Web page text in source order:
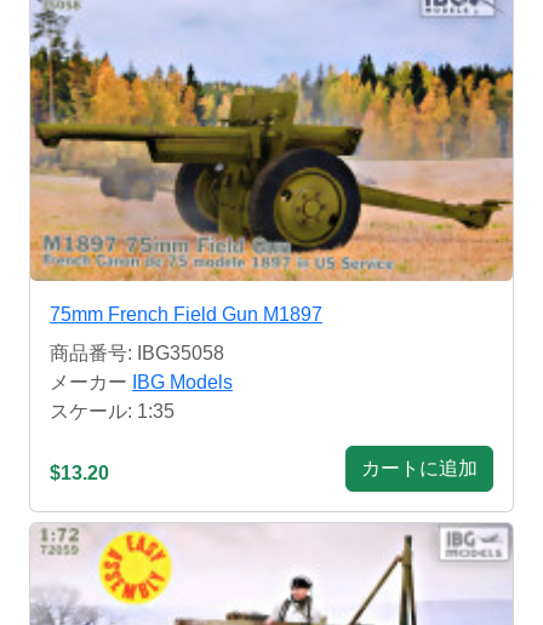
75mm French Field Gun M1897
商品番号: IBG35058
メーカー
IBG Models
スケール: 1:35
$13.20 カートに追加